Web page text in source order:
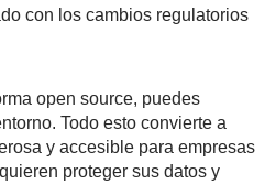
con los cambios regulatorios
open source, puedes
Todo esto convierte a
y accesible para empresas
proteger sus datos y